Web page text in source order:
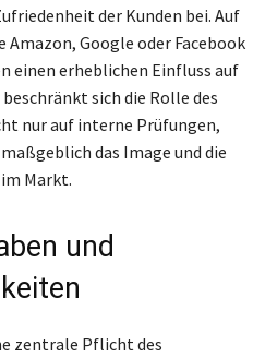
der Kunden bei. Auf
Google oder Facebook
einen erheblichen Einfluss auf
sich die Rolle des
nur auf interne Prüfungen,
das Image und die
Markt.
und
zentrale Pflicht des